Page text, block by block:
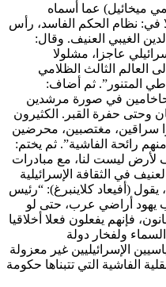
ميخائيل) عما أسماه
في: نظام الحكم الفاسد، رأس
الغيبي العنيف. وقال:
عاجزا، مشلولا
العالم الثالث الظلامي
المتنور”. ثم أضاف:
في صورة مرشدين
وحتى حفرة القبر. الكثيرون
سراقين، مغتصبين، محرضين
رائحة الفاشية”. ثم يختم:
لأرض ليست لنا، مع مبادرات
في الثقافة الإسرائيلية
(أفيعاد كلاينبرغ): “رئيس
يهود أراضي عرب، حتى لو
فإنهم يفعلون فعلا أخلاقيا
ولفخار دولة
الإسرائيليين غير معزولة
الفاشية التي تتبناها حكومة